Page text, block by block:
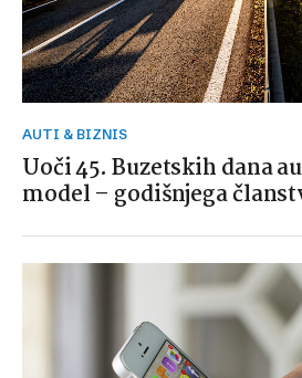
AUTI & BIZNIS
Uoči 45. Buzetskih dana
model – godišnjega